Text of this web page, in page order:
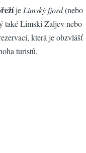
je Limský fjord(nebo
také Limski Zaljev nebo
která je obzvlášť
turistů.